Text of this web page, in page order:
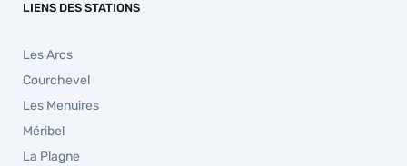
LIENS DES STATIONS
Les Arcs
Courchevel
Les Menuires
Méribel
La Plagne